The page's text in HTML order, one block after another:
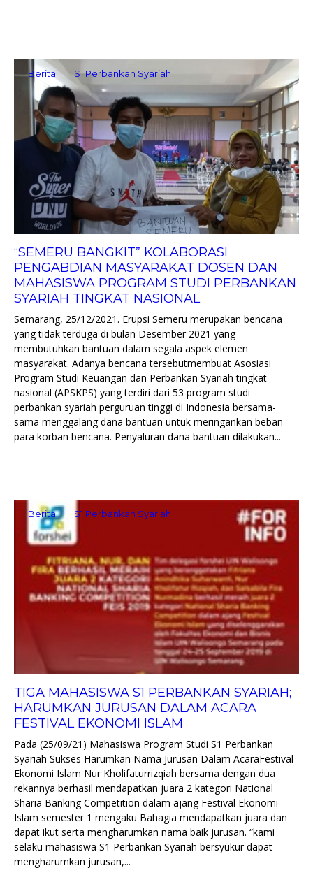
Berita S1 Perbankan Syariah
“SEMERU BANGKIT” KOLABORASI
PENGABDIAN MASYARAKAT DOSEN DAN
MAHASISWA PROGRAM STUDI PERBANKAN
SYARIAH TINGKAT NASIONAL
Semarang, 25/12/2021. Erupsi Semeru merupakan bencana
yang tidak terduga di bulan Desember 2021 yang
membutuhkan bantuan dalam segala aspek elemen
masyarakat. Adanya bencana tersebutmembuat Asosiasi
Program Studi Keuangan dan Perbankan Syariah tingkat
nasional (APSKPS) yang terdiri dari 53 program studi
perbankan syariah perguruan tinggi di Indonesia bersama-
sama menggalang dana bantuan untuk meringankan beban
para korban bencana. Penyaluran dana bantuan dilakukan...
Berita S1 Perbankan Syariah
TIGA MAHASISWA S1 PERBANKAN SYARIAH;
HARUMKAN JURUSAN DALAM ACARA
FESTIVAL EKONOMI ISLAM
Pada (25/09/21) Mahasiswa Program Studi S1 Perbankan
Syariah Sukses Harumkan Nama Jurusan Dalam AcaraFestival
Ekonomi Islam Nur Kholifaturrizqiah bersama dengan dua
rekannya berhasil mendapatkan juara 2 kategori National
Sharia Banking Competition dalam ajang Festival Ekonomi
Islam semester 1 mengaku Bahagia mendapatkan juara dan
dapat ikut serta mengharumkan nama baik jurusan. “kami
selaku mahasiswa S1 Perbankan Syariah bersyukur dapat
mengharumkan jurusan,...